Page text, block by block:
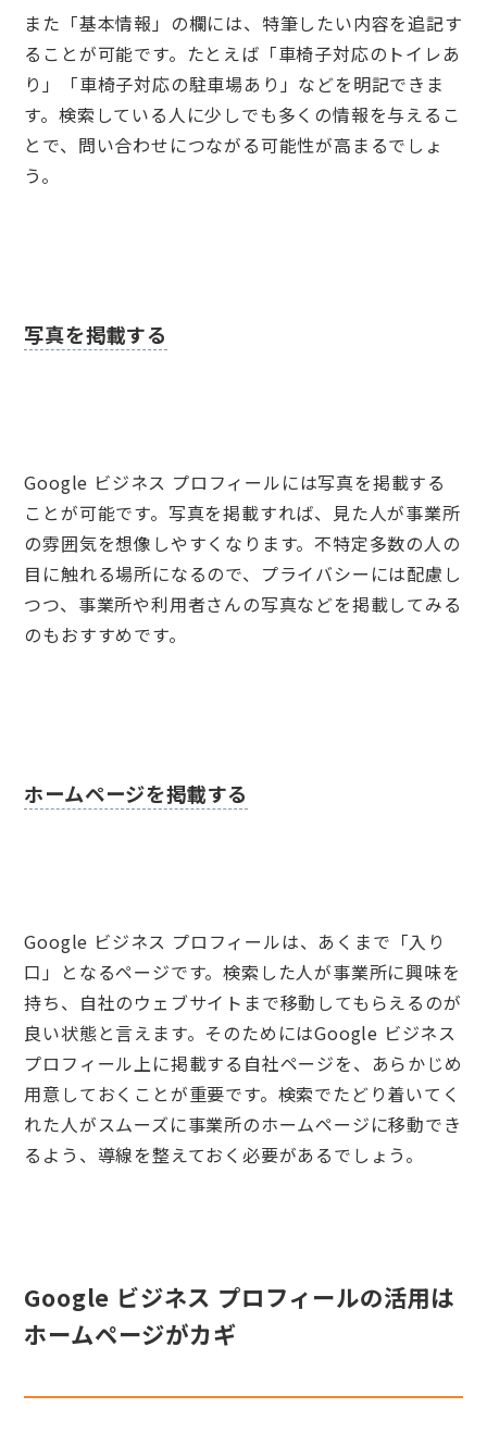
また「基本情報」の欄には、特筆したい内容を追記す
ることが可能です。たとえば「車椅子対応のトイレあ
り」「車椅子対応の駐車場あり」などを明記できま
す。検索している人に少しでも多くの情報を与えるこ
とで、問い合わせにつながる可能性が高まるでしょ
う。
写真を掲載する
Google ビジネス プロフィールには写真を掲載する
ことが可能です。写真を掲載すれば、見た人が事業所
の雰囲気を想像しやすくなります。不特定多数の人の
目に触れる場所になるので、プライバシーには配慮し
つつ、事業所や利用者さんの写真などを掲載してみる
のもおすすめです。
ホームページを掲載する
Google ビジネス プロフィールは、あくまで「入り
口」となるページです。検索した人が事業所に興味を
持ち、自社のウェブサイトまで移動してもらえるのが
良い状態と言えます。そのためにはGoogle ビジネス
プロフィール上に掲載する自社ページを、あらかじめ
用意しておくことが重要です。検索でたどり着いてく
れた人がスムーズに事業所のホームページに移動でき
るよう、導線を整えておく必要があるでしょう。
Google ビジネス プロフィールの活用は
ホームページがカギ